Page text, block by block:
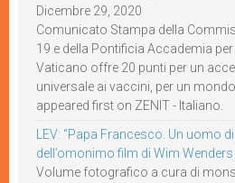
Dicembre 29, 2020
Comunicato Stampa della
19 e della Pontificia Accademia per
Vaticano offre 20 punti per un
universale ai vaccini, per un
appeared first on ZENIT - Italiano.
LEV: “Papa Francesco. Un uomo
dell’omonimo film di Wim Wenders
Volume fotografico a cura di